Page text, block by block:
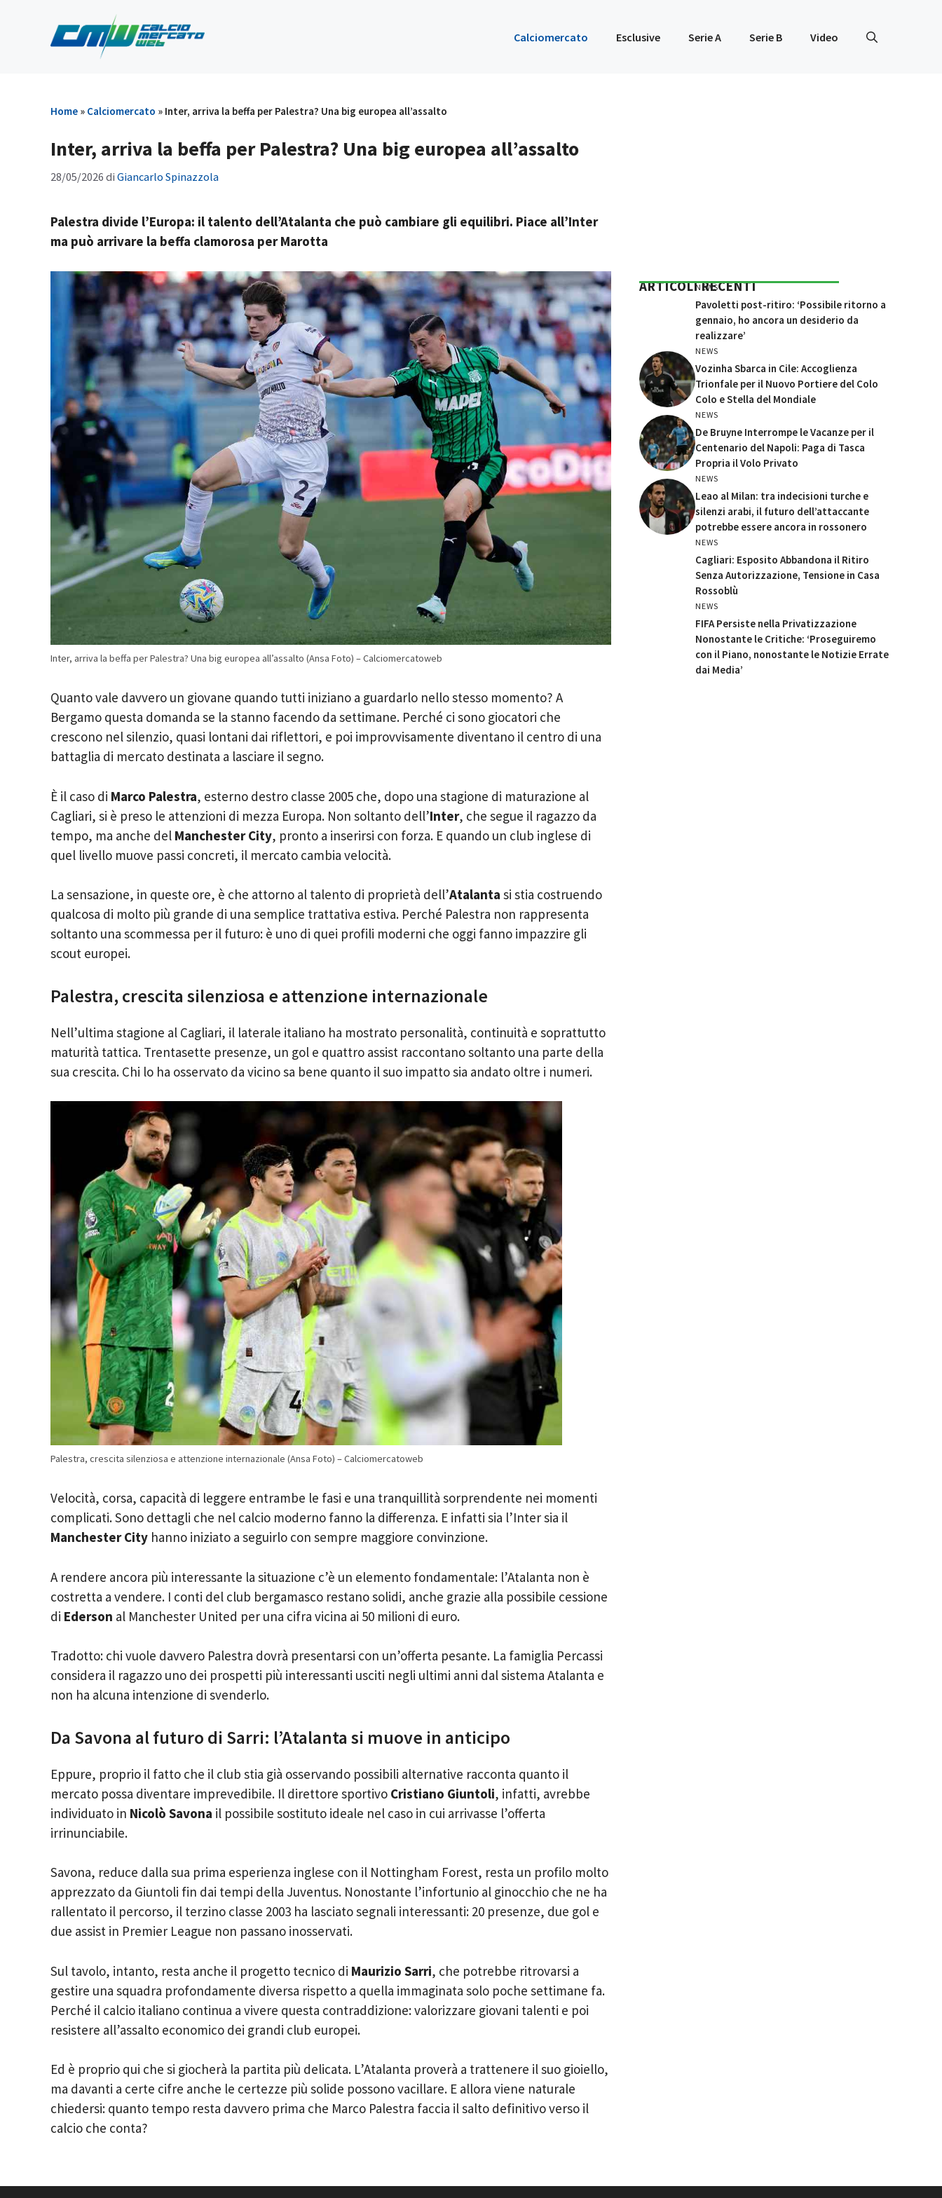
contenuto
Calciomercato Esclusive Serie A Serie B Video
Home » Calciomercato » Inter, arriva la beffa per Palestra? Una big europea all’assalto
Inter, arriva la beffa per Palestra? Una big europea all’assalto
28/05/2026 di Giancarlo Spinazzola
Palestra divide l’Europa: il talento dell’Atalanta che può cambiare gli equilibri. Piace all’Inter
ma può arrivare la beffa clamorosa per Marotta
Inter, arriva la beffa per Palestra? Una big europea all’assalto (Ansa Foto) – Calciomercatoweb
Quanto vale davvero un giovane quando tutti iniziano a guardarlo nello stesso momento? A
Bergamo questa domanda se la stanno facendo da settimane. Perché ci sono giocatori che
crescono nel silenzio, quasi lontani dai riflettori, e poi improvvisamente diventano il centro di una
battaglia di mercato destinata a lasciare il segno.
È il caso di Marco Palestra, esterno destro classe 2005 che, dopo una stagione di maturazione al
Cagliari, si è preso le attenzioni di mezza Europa. Non soltanto dell’Inter, che segue il ragazzo da
tempo, ma anche del Manchester City, pronto a inserirsi con forza. E quando un club inglese di
quel livello muove passi concreti, il mercato cambia velocità.
La sensazione, in queste ore, è che attorno al talento di proprietà dell’Atalanta si stia costruendo
qualcosa di molto più grande di una semplice trattativa estiva. Perché Palestra non rappresenta
soltanto una scommessa per il futuro: è uno di quei profili moderni che oggi fanno impazzire gli
scout europei.
Palestra, crescita silenziosa e attenzione internazionale
Nell’ultima stagione al Cagliari, il laterale italiano ha mostrato personalità, continuità e soprattutto
maturità tattica. Trentasette presenze, un gol e quattro assist raccontano soltanto una parte della
sua crescita. Chi lo ha osservato da vicino sa bene quanto il suo impatto sia andato oltre i numeri.
Palestra, crescita silenziosa e attenzione internazionale (Ansa Foto) – Calciomercatoweb
Velocità, corsa, capacità di leggere entrambe le fasi e una tranquillità sorprendente nei momenti
complicati. Sono dettagli che nel calcio moderno fanno la differenza. E infatti sia l’Inter sia il
Manchester City hanno iniziato a seguirlo con sempre maggiore convinzione.
A rendere ancora più interessante la situazione c’è un elemento fondamentale: l’Atalanta non è
costretta a vendere. I conti del club bergamasco restano solidi, anche grazie alla possibile cessione
di Ederson al Manchester United per una cifra vicina ai 50 milioni di euro.
Tradotto: chi vuole davvero Palestra dovrà presentarsi con un’offerta pesante. La famiglia Percassi
considera il ragazzo uno dei prospetti più interessanti usciti negli ultimi anni dal sistema Atalanta e
non ha alcuna intenzione di svenderlo.
Da Savona al futuro di Sarri: l’Atalanta si muove in anticipo
Eppure, proprio il fatto che il club stia già osservando possibili alternative racconta quanto il
mercato possa diventare imprevedibile. Il direttore sportivo Cristiano Giuntoli, infatti, avrebbe
individuato in Nicolò Savona il possibile sostituto ideale nel caso in cui arrivasse l’offerta
irrinunciabile.
Savona, reduce dalla sua prima esperienza inglese con il Nottingham Forest, resta un profilo molto
apprezzato da Giuntoli fin dai tempi della Juventus. Nonostante l’infortunio al ginocchio che ne ha
rallentato il percorso, il terzino classe 2003 ha lasciato segnali interessanti: 20 presenze, due gol e
due assist in Premier League non passano inosservati.
Sul tavolo, intanto, resta anche il progetto tecnico di Maurizio Sarri, che potrebbe ritrovarsi a
gestire una squadra profondamente diversa rispetto a quella immaginata solo poche settimane fa.
Perché il calcio italiano continua a vivere questa contraddizione: valorizzare giovani talenti e poi
resistere all’assalto economico dei grandi club europei.
Ed è proprio qui che si giocherà la partita più delicata. L’Atalanta proverà a trattenere il suo gioiello,
ma davanti a certe cifre anche le certezze più solide possono vacillare. E allora viene naturale
chiedersi: quanto tempo resta davvero prima che Marco Palestra faccia il salto definitivo verso il
calcio che conta?
ARTICOLI RECENTI
NEWS
Pavoletti post-ritiro: ‘Possibile ritorno a
gennaio, ho ancora un desiderio da
realizzare’
NEWS
Vozinha Sbarca in Cile: Accoglienza
Trionfale per il Nuovo Portiere del Colo
Colo e Stella del Mondiale
NEWS
De Bruyne Interrompe le Vacanze per il
Centenario del Napoli: Paga di Tasca
Propria il Volo Privato
NEWS
Leao al Milan: tra indecisioni turche e
silenzi arabi, il futuro dell’attaccante
potrebbe essere ancora in rossonero
NEWS
Cagliari: Esposito Abbandona il Ritiro
Senza Autorizzazione, Tensione in Casa
Rossoblù
NEWS
FIFA Persiste nella Privatizzazione
Nonostante le Critiche: ‘Proseguiremo
con il Piano, nonostante le Notizie Errate
dai Media’